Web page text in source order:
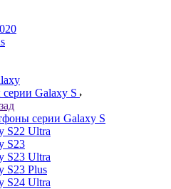
Galaxy S
серии Galaxy S
S22 Ultra
S23
S23 Ultra
S23 Plus
S24 Ultra